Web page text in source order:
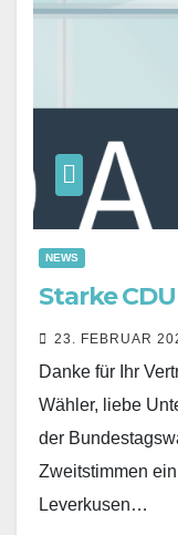
NEWS
Starke
23. FEBRUAR
Danke für Ihr
Wähler, liebe
der
Zweitstimmen
Leverkusen…